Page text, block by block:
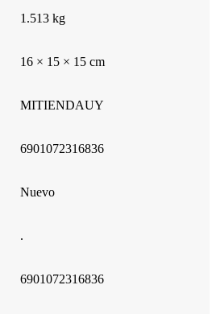
1.513 kg
16 × 15 × 15 cm
MITIENDAUY
6901072316836
Nuevo
.
6901072316836